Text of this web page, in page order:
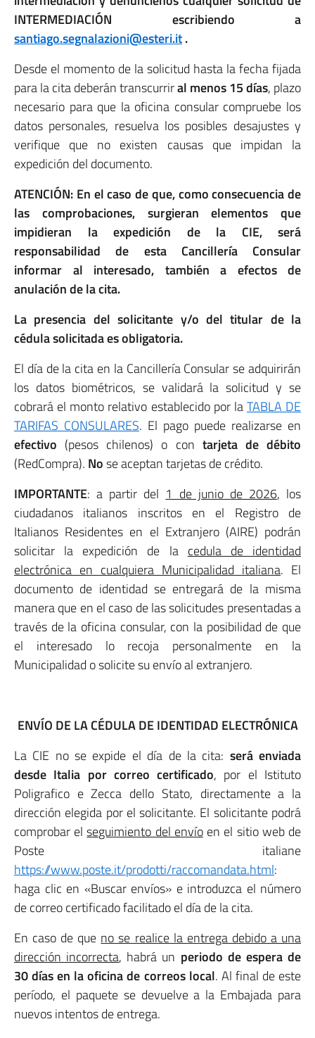
INTERMEDIACIÓN escribiendo a
santiago.segnalazioni@esteri.it.
Desde el momento de la solicitud hasta la fecha fijada
para la cita deberán transcurriral menos 15 días, plazo
necesario para que la oficina consular compruebe los
datos personales, resuelva los posibles desajustes y
verifique que no existen causas que impidan la
expedición del documento.
ATENCIÓN: En el caso de que, como consecuencia de
las comprobaciones, surgieran elementos que
impidieran la expedición de la CIE, será
responsabilidad de esta Cancillería Consular
informar al interesado, también a efectos de
anulación de la cita.
La presencia del solicitante y/o del titular de la
cédula solicitada es obligatoria.
El día de la cita en la Cancillería Consular se adquirirán
los datos biométricos, se validará la solicitud y se
cobrará el monto relativo establecido por laTABLA DE
TARIFAS CONSULARES. El pago puede realizarse en
efectivo (pesos chilenos) o con tarjeta de débito
(RedCompra). Nose aceptan tarjetas de crédito.
IMPORTANTE: a partir del 1 de junio de 2026, los
ciudadanos italianos inscritos en el Registro de
Italianos Residentes en el Extranjero (AIRE) podrán
solicitar la expedición de la cedula de identidad
electrónica en cualquiera Municipalidad italiana. El
documento de identidad se entregará de la misma
manera que en el caso de las solicitudes presentadas a
través de la oficina consular, con la posibilidad de que
el interesado lo recoja personalmente en la
Municipalidad o solicite su envío al extranjero.
ENVÍO DE LA CÉDULA DE IDENTIDAD ELECTRÓNICA
La CIE no se expide el día de la cita: será enviada
desde Italia por correo certificado, por el Istituto
Poligrafico e Zecca dello Stato, directamente a la
dirección elegida por el solicitante. El solicitante podrá
comprobar elseguimiento del envíoen el sitio web de
Poste italiane
https://www.poste.it/prodotti/raccomandata.html:
haga clic en «Buscar envíos» e introduzca el número
de correo certificado facilitado el día de la cita.
En caso de que no se realice la entrega debido a una
dirección incorrecta, habrá un periodo de espera de
30 días en la oficina de correos local. Al final de este
período, el paquete se devuelve a la Embajada para
nuevos intentos de entrega.